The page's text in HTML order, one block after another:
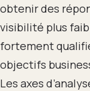
obtenir des
visibilité plus
fortement
objectifs
Les axes